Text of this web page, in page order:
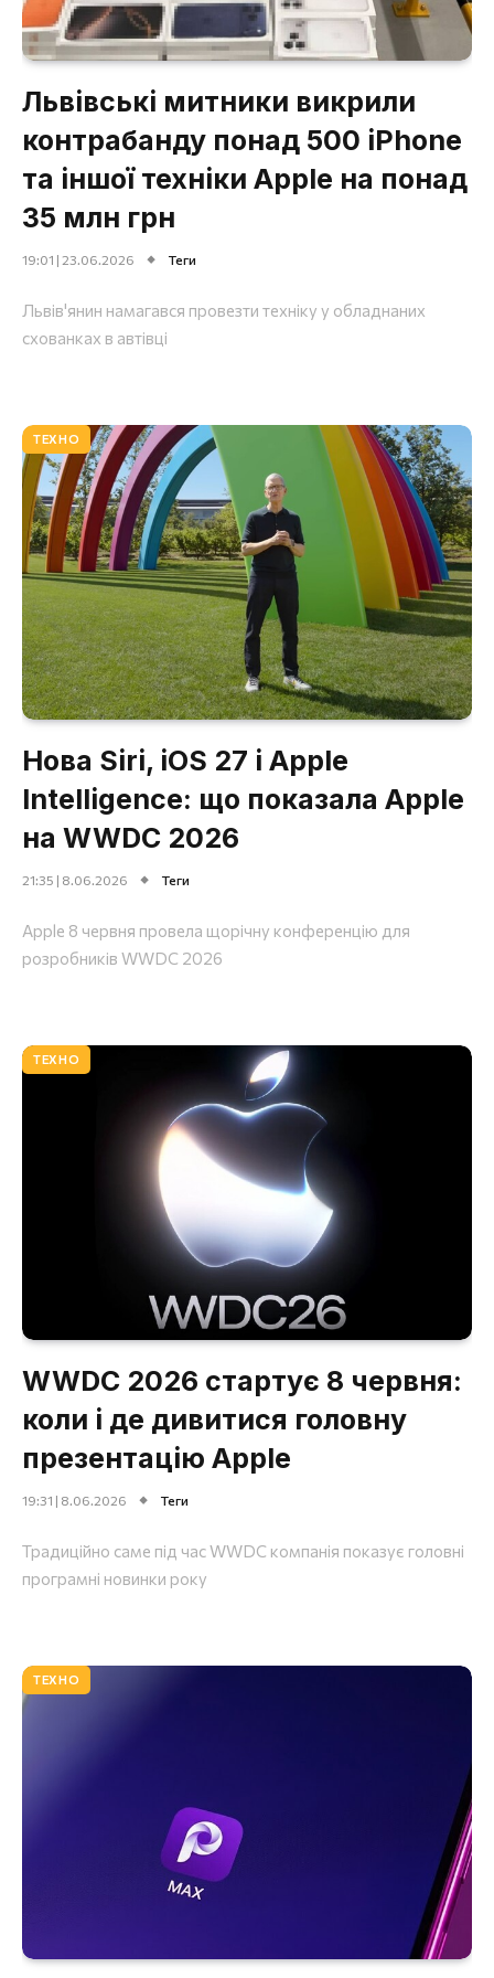
Львівські митники викрили
контрабанду понад 500 iPhone
та іншої техніки Apple на понад
35 млн грн
19:01 | 23.06.2026 Теги
Львів'янин намагався провезти техніку у обладнаних
схованках в автівці
ТЕХНО
Нова Siri, iOS 27 і Apple
Intelligence: що показала Apple
на WWDC 2026
21:35 | 8.06.2026 Теги
Apple 8 червня провела щорічну конференцію для
розробників WWDC 2026
ТЕХНО
WWDC 2026 стартує 8 червня:
коли і де дивитися головну
презентацію Apple
19:31 | 8.06.2026 Теги
Традиційно саме під час WWDC компанія показує головні
програмні новинки року
ТЕХНО